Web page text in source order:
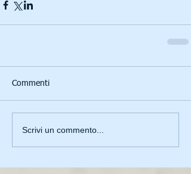
Commenti
Scrivi un commento...